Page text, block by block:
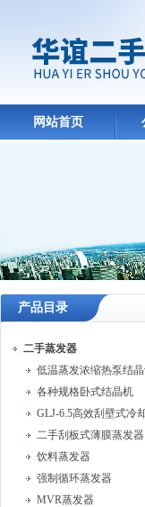
网站首页
产品目录
二手蒸发器
低温蒸发浓缩热泵结
各种规格卧式结晶机
GLJ-6.5高效刮壁式冷
二手刮板式薄膜蒸发器
饮料蒸发器
强制循环蒸发器
MVR蒸发器